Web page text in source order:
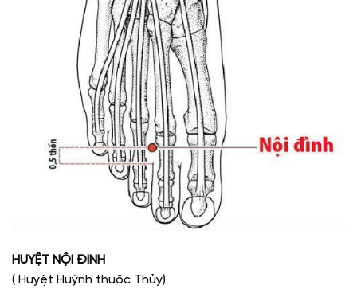
HUYỆT NỘI ĐÌNH
( Huyệt Huỳnh thuộc Thủy)